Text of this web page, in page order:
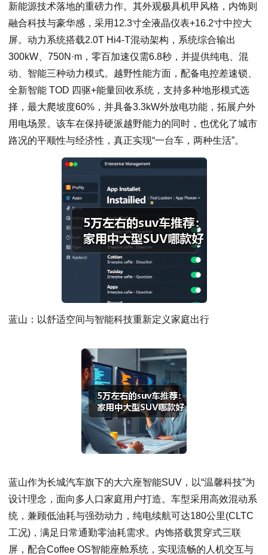
新能源技术落地的重磅力作。其外观极具机甲风格，内饰则
融合科技与豪华感，采用12.3寸全液晶仪表+16.2寸中控大
屏。动力系统搭载2.0T Hi4-T混动架构，系统综合输出
300kW、750N·m，零百加速仅需6.8秒，并提供纯电、混
动、智能三种动力模式。越野性能方面，配备电控差速锁、
全新智能 TOD 四驱+能量回收系统，支持多种地形模式选
择，最大爬坡度60%，并具备3.3kW外放电功能，拓展户外
用电场景。该车在保持硬派越野能力的同时，也优化了城市
路况的平顺性与经济性，真正实现“一台车，两种生活”。
蓝山：以舒适空间与智能科技重新定义家庭出行
蓝山作为长城汽车旗下的大六座智能SUV，以“温馨科技”为
设计理念，面向多人口家庭用户打造。车型采用高效混动系
统，兼顾低油耗与强劲动力，纯电续航可达180公里(CLTC
工况)，满足日常通勤零油耗需求。内饰搭载贯穿式三联
屏，配合Coffee OS智能座舱系统，实现流畅的人机交互与